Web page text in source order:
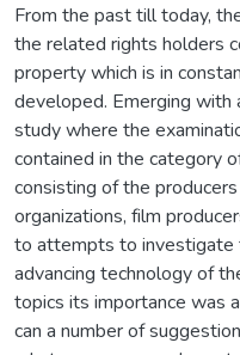
From the past till today,
the related rights holders
property which is in
developed. Emerging with
study where the
contained in the category
consisting of the
organizations, film
to attempts to investigate
advancing technology of
topics its importance was
can a number of